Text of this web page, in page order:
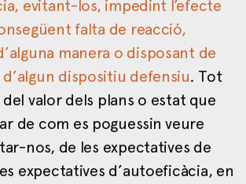
evitant-los, impedint l’efecte
falta de reacció,
manera o disposant de
dispositiu defensiu. Tot
valor dels plans o estat que
de com es poguessin veure
nos, de les expectatives de
expectatives d’autoeficàcia, en